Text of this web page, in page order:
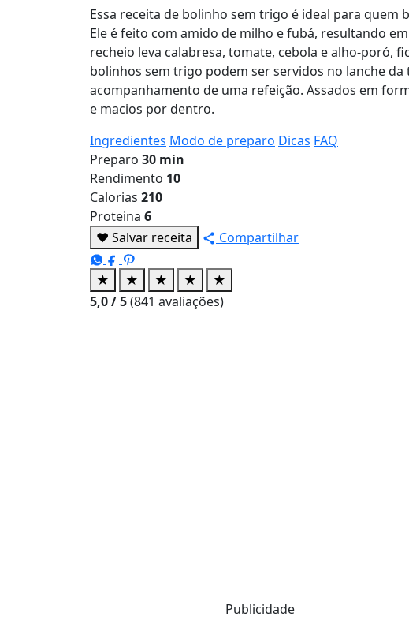
Essa receita de bolinho sem trigo é ideal para quem
Ele é feito com amido de milho e fubá, resultando
recheio leva calabresa, tomate, cebola e alho-poró,
bolinhos sem trigo podem ser servidos no lanche
acompanhamento de uma refeição. Assados em
e macios por dentro.
Ingredientes Modo de preparo Dicas FAQ
Preparo 30 min
Rendimento 10
Calorias 210
Proteina 6
♥ Salvar receita Compartilhar
★ ★ ★ ★
★
5,0/ 5(841 avaliações)
Publicidade